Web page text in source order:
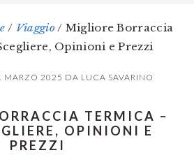
/ Viaggio/ Migliore Borraccia
Opinioni e Prezzi
MARZO 2025 DA LUCA SAVARINO
TERMICA –
OPINIONI E
PREZZI